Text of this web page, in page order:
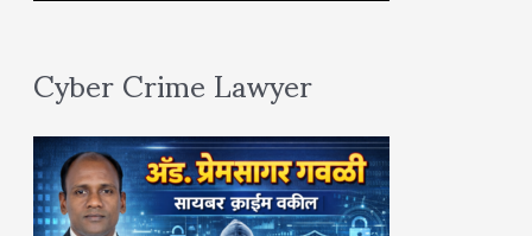
Cyber Crime Lawyer